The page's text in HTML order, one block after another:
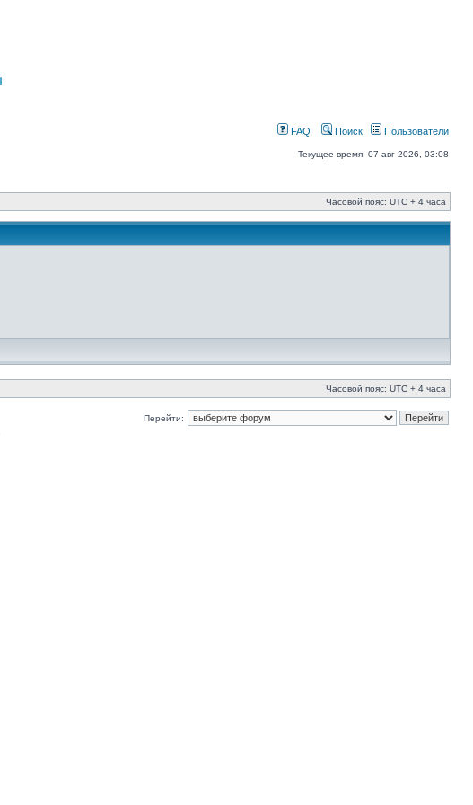
FAQ Поиск Пользователи
Текущее время: 07 авг 2026, 03:08
Часовой пояс: UTC + 4 часа
Часовой пояс: UTC + 4 часа
Перейти: